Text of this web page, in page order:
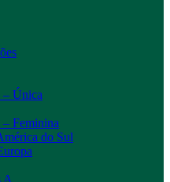
– Única
Feminina
do Sul
A